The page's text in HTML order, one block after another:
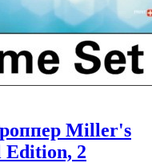
Miller's
Edition, 2